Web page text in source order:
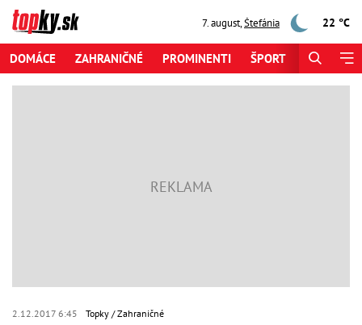
7. august,Štefánia 22 °C
DOMÁCE ZAHRANIČNÉ PROMINENTI ŠPORT
2.12.2017 6:45 Topky Zahraničné